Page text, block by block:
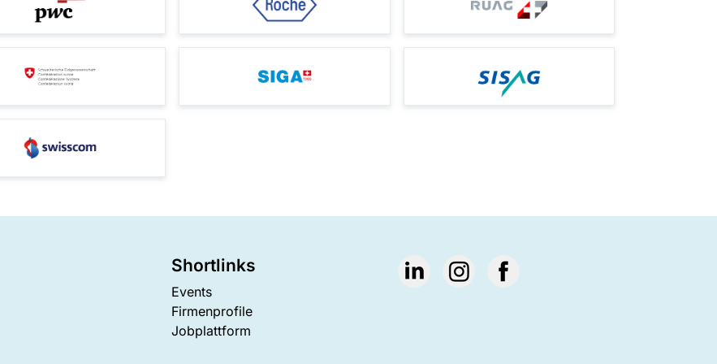
Shortlinks
Events
Firmenprofile
Jobplattform